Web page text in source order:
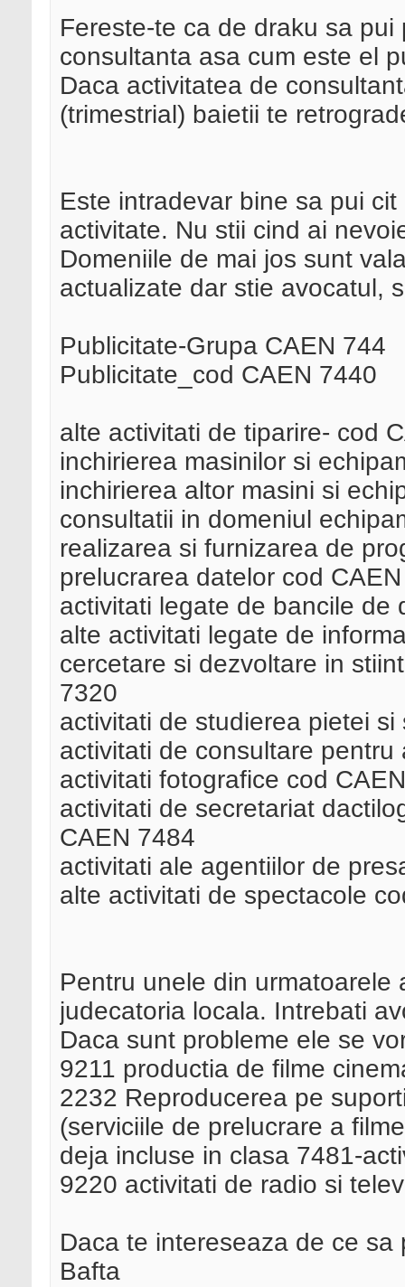
Fereste-te ca de draku sa
consultanta asa cum este el
Daca activitatea de
(trimestrial) baietii te
Este intradevar bine sa pui
activitate. Nu stii cind ai
Domeniile de mai jos sunt
actualizate dar stie avocatul,
Publicitate-Grupa CAEN 744
Publicitate_cod CAEN 7440
alte activitati de tiparire- cod
inchirierea masinilor si
inchirierea altor masini si
consultatii in domeniul
realizarea si furnizarea de
prelucrarea datelor cod
activitati legate de bancile de
alte activitati legate de
cercetare si dezvoltare in
7320
activitati de studierea pietei
activitati de consultare
activitati fotografice cod
activitati de secretariat
CAEN 7484
activitati ale agentiilor de
alte activitati de spectacole
Pentru unele din urmatoarele
judecatoria locala. Intrebati
Daca sunt probleme ele se
9211 productia de filme
2232 Reproducerea pe
(serviciile de prelucrare a
deja incluse in clasa 7481-
9220 activitati de radio si
Daca te intereseaza de ce
Bafta